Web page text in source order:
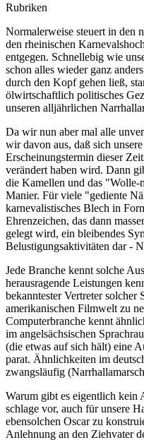
Rubriken
Normalerweise steuert in den
den rheinischen
entgegen. Schnellebig wie
schon alles wieder ganz
durch den Kopf gehen ließ,
ölwirtschaftlich politisches
unseren alljährlichen
Da wir nun aber mal alle
wir davon aus, daß sich
Erscheinungstermin dieser
verändert haben wird. Dann
die Kamellen und das "Wolle-
Manier. Für viele "gediente
karnevalistisches Blech in
Ehrenzeichen, das dann
gelegt wird, ein bleibendes
Belustigungsaktivitäten dar -
Jede Branche kennt solche
herausragende Leistungen
bekanntester Vertreter
amerikanischen Filmwelt zu
Computerbranche kennt
im angelsächsischen
(die etwas auf sich hält) eine
parat. Ähnlichkeiten im
zwangsläufig
Warum gibt es eigentlich kein
schlage vor, auch für unsere
ebensolchen Oscar zu
Anlehnung an den Ziehvater